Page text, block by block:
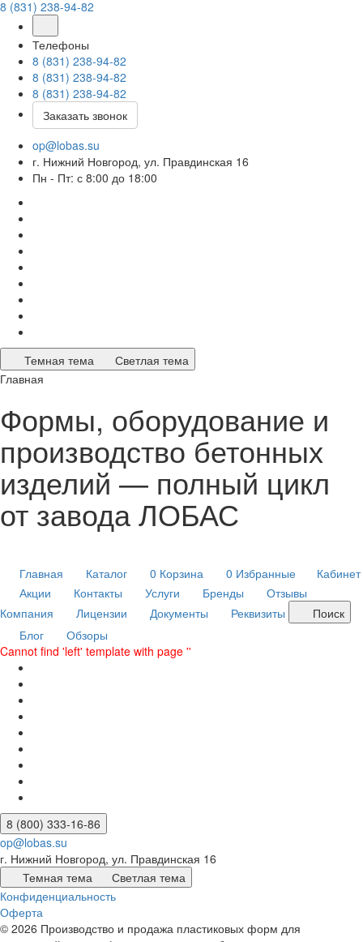
8 (831) 238-94-82
Телефоны
8 (831) 238-94-82
8 (831) 238-94-82
8 (831) 238-94-82
Заказать звонок
op@lobas.su
г. Нижний Новгород, ул. Правдинская 16
Пн - Пт: с 8:00 до 18:00
Темная тема
Светлая тема
Главная
Формы, оборудование и
производство бетонных
изделий — полный цикл
от завода ЛОБАС
Главная Каталог 0 Корзина 0 Избранные
Кабинет
Акции
Контакты Услуги Бренды
Отзывы
Компания
Лицензии Документы Реквизиты
Поиск
Блог
Обзоры
Cannot find 'left' template with page ''
8 (800) 333-16-86
op@lobas.su
г. Нижний Новгород, ул. Правдинская 16
Темная тема
Светлая тема
Конфиденциальность
Оферта
© 2026 Производство и продажа пластиковых форм для